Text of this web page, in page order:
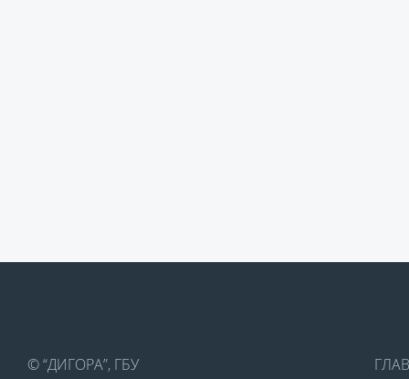
© “ДИГОРА”, ГБУ